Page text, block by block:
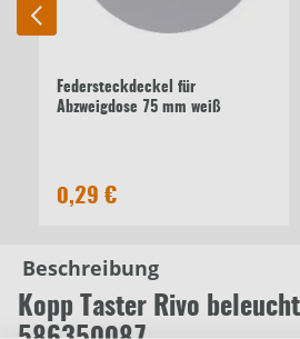
Federsteckdeckel für
Abzweigdose 75 mm weiß
0,29 €
Beschreibung
Kopp Taster Rivo